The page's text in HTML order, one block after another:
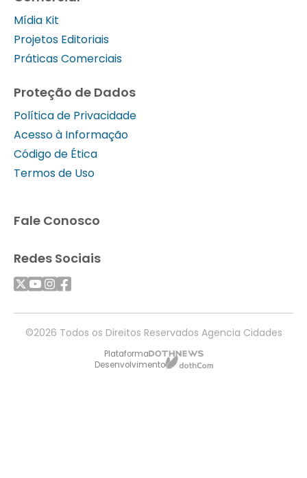
Mídia Kit
Projetos Editoriais
Práticas Comerciais
Proteção de Dados
Política de Privacidade
Acesso à Informação
Código de Ética
Termos de Uso
Fale Conosco
Redes Sociais
©2026 Todos os Direitos Reservados Agencia Cidades
Plataforma
Desenvolvimento